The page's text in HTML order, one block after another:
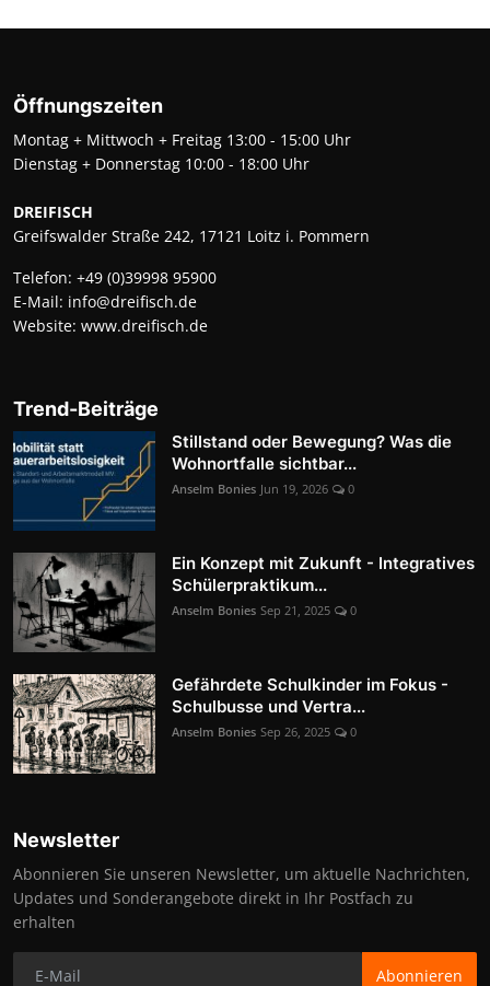
Öffnungszeiten
Montag + Mittwoch + Freitag 13:00 - 15:00 Uhr
Dienstag + Donnerstag 10:00 - 18:00 Uhr
DREIFISCH
Greifswalder Straße 242, 17121 Loitz i. Pommern
Telefon: +49 (0)39998 95900
E-Mail: info@dreifisch.de
Website: www.dreifisch.de
Trend-Beiträge
Stillstand oder Bewegung? Was die
Wohnortfalle sichtbar...
Anselm Bonies Jun 19, 2026 0
Ein Konzept mit Zukunft - Integratives
Schülerpraktikum...
Anselm Bonies Sep 21, 2025 0
Gefährdete Schulkinder im Fokus -
Schulbusse und Vertra...
Anselm Bonies Sep 26, 2025 0
Newsletter
Abonnieren Sie unseren Newsletter, um aktuelle Nachrichten,
Updates und Sonderangebote direkt in Ihr Postfach zu
erhalten
Abonnieren